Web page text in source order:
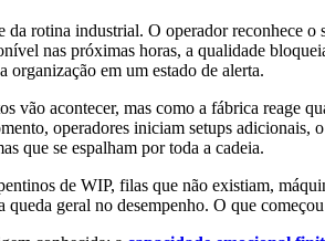
da rotina industrial. O operador reconhece
nas próximas horas, a qualidade
organização em um estado de alerta.
vão acontecer, mas como a fábrica reage
operadores iniciam setups
que se espalham por toda a cadeia.
de WIP, filas que não existiam,
queda geral no desempenho. O que